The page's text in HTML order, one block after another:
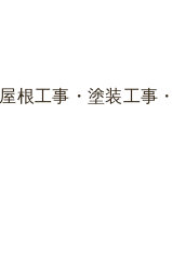
屋根工事・塗装工事